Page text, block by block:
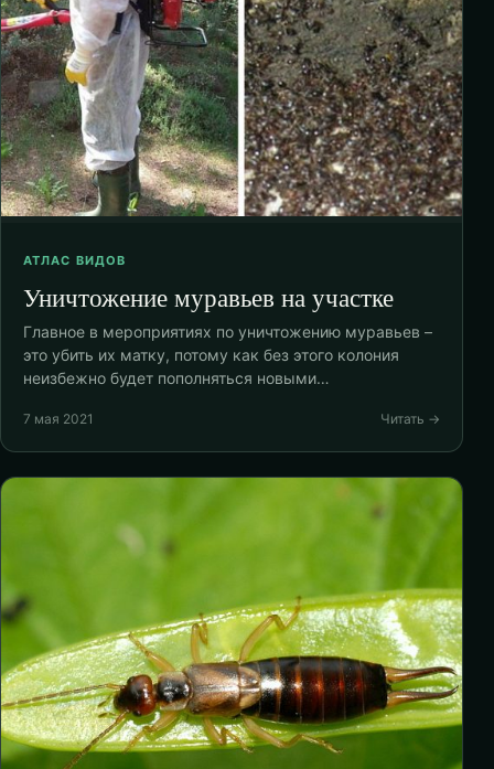
АТЛАС ВИДОВ
Уничтожение муравьев на участке
Главное в мероприятиях по уничтожению муравьев –
это убить их матку, потому как без этого колония
неизбежно будет пополняться новыми…
7 мая 2021 Читать →